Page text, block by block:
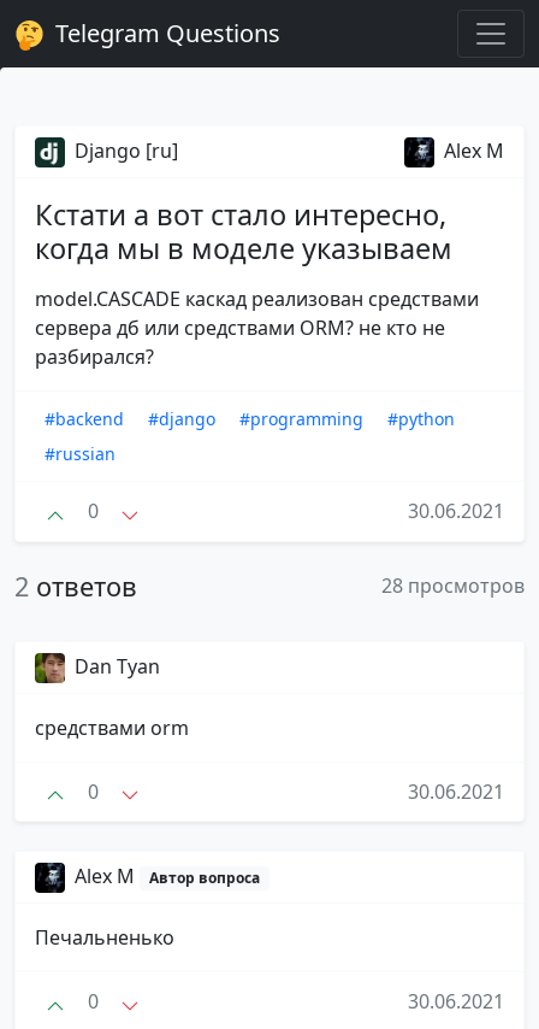
Telegram Questions
Django [ru] Alex M
Кстати а вот стало интересно,
когда мы в моделе указываем
model.CASCADE каскад реализован средствами
сервера дб или средствами ORM? не кто не
разбирался?
#backend #django #programming
#python
#russian
0 30.06.2021
2 ответов 28 просмотров
Dan Tyan
средствами orm
0 30.06.2021
Alex M Автор вопроса
Печальненько
0 30.06.2021